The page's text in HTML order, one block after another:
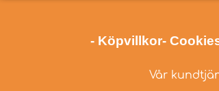
- Köpvillkor-
Vår